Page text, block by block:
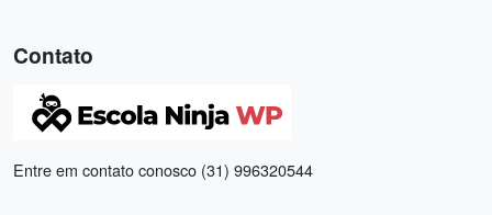
Contato
Entre em contato conosco (31) 996320544